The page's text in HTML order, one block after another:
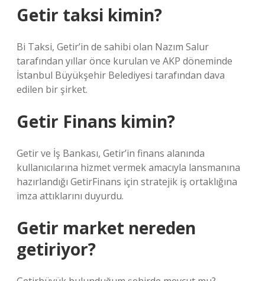
Getir taksi kimin?
Bi Taksi, Getir’in de sahibi olan Nazım Salur
tarafından yıllar önce kurulan ve AKP döneminde
İstanbul Büyükşehir Belediyesi tarafından dava
edilen bir şirket.
Getir Finans kimin?
Getir ve İş Bankası, Getir’in finans alanında
kullanıcılarına hizmet vermek amacıyla lansmanına
hazırlandığı GetirFinans için stratejik iş ortaklığına
imza attıklarını duyurdu.
Getir market nereden
getiriyor?